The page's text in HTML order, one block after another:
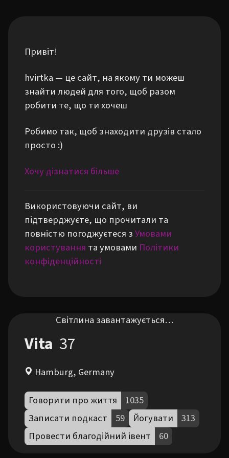
Привіт!
hvirtka — це сайт, на якому ти можеш
знайти людей для того, щоб разом
робити те, що ти хочеш
Робимо так, щоб знаходити друзів стало
просто :)
Хочу дізнатися більше
Використовуючи сайт, ви
підтверджуєте, що прочитали та
повністю погоджуєтеся зУмовами
користування та умовами Політики
конфіденційності
Світлина завантажується…
Vita 37
Hamburg, Germany
Говорити про життя
1035
Записати подкаст
59 Йогувати
313
Провести благодійний івент
60